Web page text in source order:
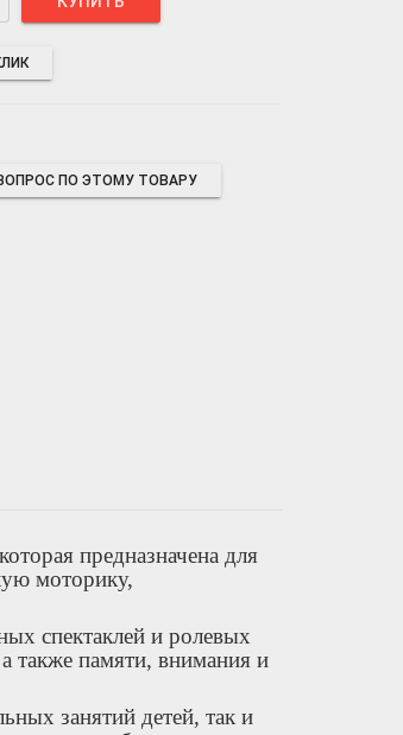
ПО ЭТОМУ ТОВАРУ
предназначена для
моторику,
спектаклей и ролевых
также памяти, внимания и
занятий детей, так и